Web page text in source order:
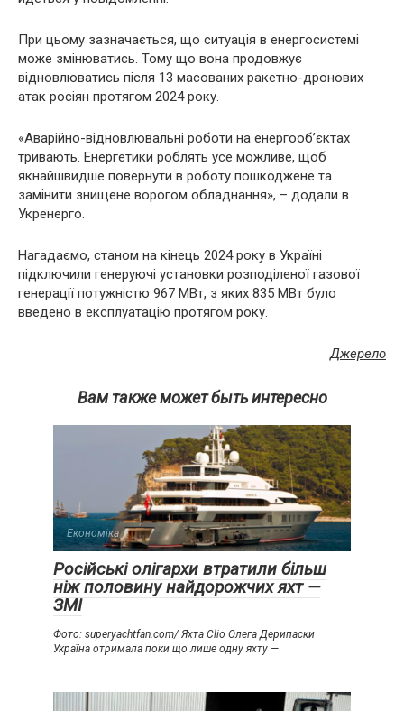
При цьому зазначається, що ситуація в енергосистемі
може змінюватись. Тому що вона продовжує
відновлюватись після 13 масованих ракетно-дронових
атак росіян протягом 2024 року.
«Аварійно-відновлювальні роботи на енергооб’єктах
тривають. Енергетики роблять усе можливе, щоб
якнайшвидше повернути в роботу пошкоджене та
замінити знищене ворогом обладнання», – додали в
Укренерго.
Нагадаємо, станом на кінець 2024 року в Україні
підключили генеруючі установки розподіленої газової
генерації потужністю 967 МВт, з яких 835 МВт було
введено в експлуатацію протягом року.
Джерело
Вам также может быть интересно
Економіка
Російські олігархи втратили більш
ніж половину найдорожчих яхт —
ЗМІ
Фото: superyachtfan.com/ Яхта Clio Олега Дерипаски
Україна отримала поки що лише одну яхту —